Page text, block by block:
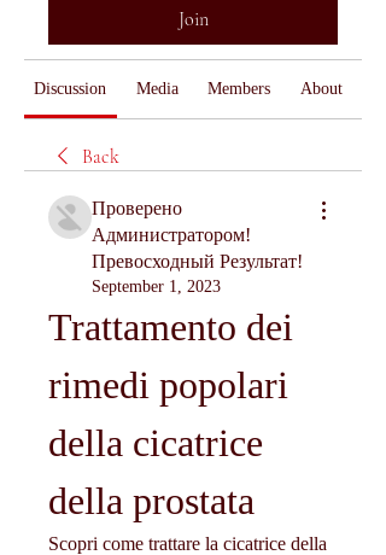
Join
Discussion Media Members About
Back
Проверено
Администратором!
Превосходный Результат!
September 1, 2023
Trattamento dei
rimedi popolari
della cicatrice
della prostata
Scopri come trattare la cicatrice della